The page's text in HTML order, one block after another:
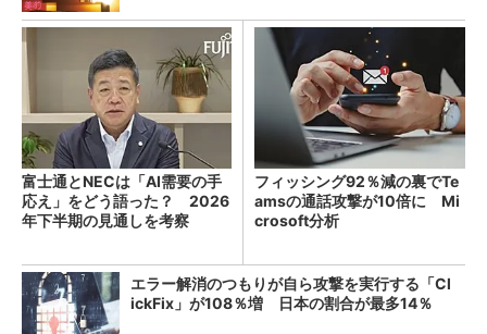
富士通とNECは「AI需要の手
応え」をどう語った？ 2026
年下半期の見通しを考察
フィッシング92％減の裏でTe
amsの通話攻撃が10倍に Mi
crosoft分析
エラー解消のつもりが自ら攻撃を実行する「Cl
ickFix」が108％増 日本の割合が最多14％